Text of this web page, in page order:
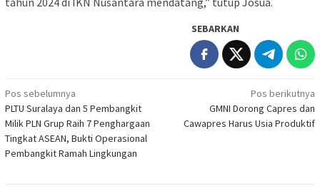
SEBARKAN
Navigasi
pos
Pos sebelumnya
PLTU Suralaya dan 5 Pembangkit
Milik PLN Grup Raih 7 Penghargaan
Tingkat ASEAN, Bukti Operasional
Pembangkit Ramah Lingkungan
Pos berikutnya
GMNI Dorong Capres dan
Cawapres Harus Usia Produktif